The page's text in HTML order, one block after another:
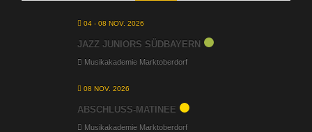
04 - 08 NOV. 2026
JAZZ JUNIORS SÜDBAYERN
Musikakademie Marktoberdorf
08 NOV. 2026
ABSCHLUSS-MATINEE
Musikakademie Marktoberdorf